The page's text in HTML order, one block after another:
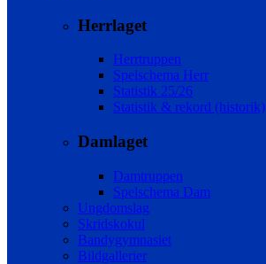
Herrlaget
Herrtruppen
Spelschema Herr
Statistik 25/26
Statistik & rekord (historik)
Damlaget
Damtruppen
Spelschema Dam
Ungdomslag
Skridskokul
Bandygymnasiet
Bildgallerier